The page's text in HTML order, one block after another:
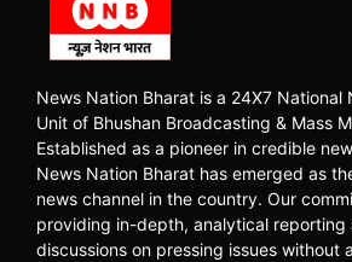
News Nation Bharat is a 24X7 National
Unit of Bhushan Broadcasting & Mass
Established as a pioneer in credible
News Nation Bharat has emerged as
news channel in the country. Our
providing in-depth, analytical reporting
discussions on pressing issues without